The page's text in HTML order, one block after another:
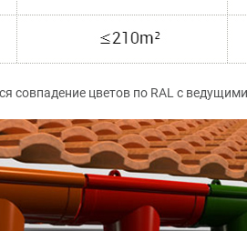
совпадение цветов по RAL с